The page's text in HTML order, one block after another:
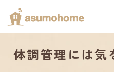
体調管理には気